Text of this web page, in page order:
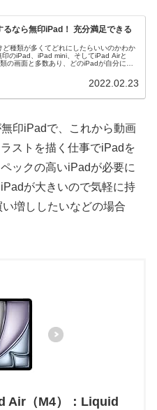
るなら無印iPad！ 充分満足できる
ど種類が多くてどれにしたらいいのかわか
印のiPad、iPad mini、そしてiPad Airと
の画面と多数あり、どのiPadが自分にあ
2022.02.23
印iPadで、これから動画
ストを描く仕事でiPadを
ックの高いiPadが必要に
が大きいので気軽に持
増ししたいなどの場合
Air（M4）：Liquid